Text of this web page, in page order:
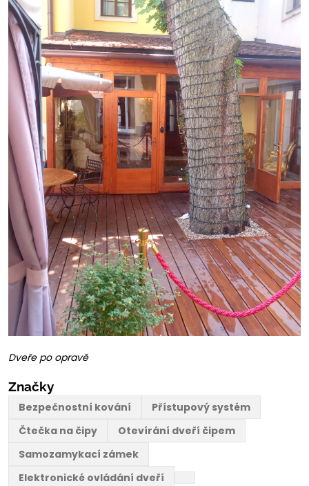
Dveře po opravě
Značky
Bezpečnostní kování
Přístupový systém
Čtečka na čipy
Otevírání dveří čipem
Samozamykací zámek
Elektronické ovládání dveří